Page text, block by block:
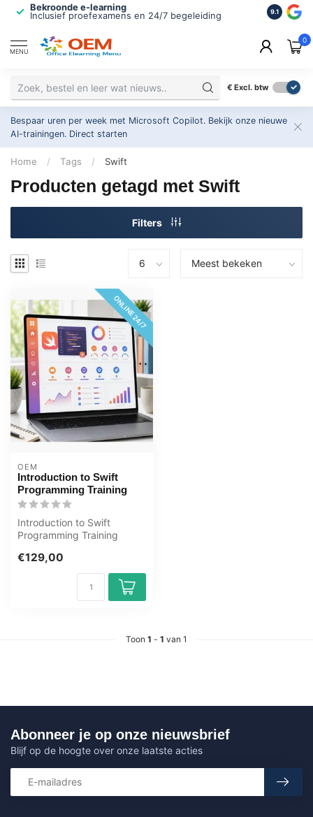
Bekroonde e-learning
Inclusief proefexamens en 24/7 begeleiding
ISO
2.500+
9.1
MENU
0
€ Excl. btw
Bespaar uren per week met Microsoft Copilot. Bekijk onze nieuwe
AI-trainingen. Direct starten
Home / Tags / Swift
Producten getagd met Swift
Filters
ONLINE 24/7
OEM
Introduction to Swift
Programming Training
Introduction to Swift
Programming Training
cursus Uitgebrei...
€129,00
Toon 1 - 1 van 1
Abonneer je op onze nieuwsbrief
Blijf op de hoogte over onze laatste acties